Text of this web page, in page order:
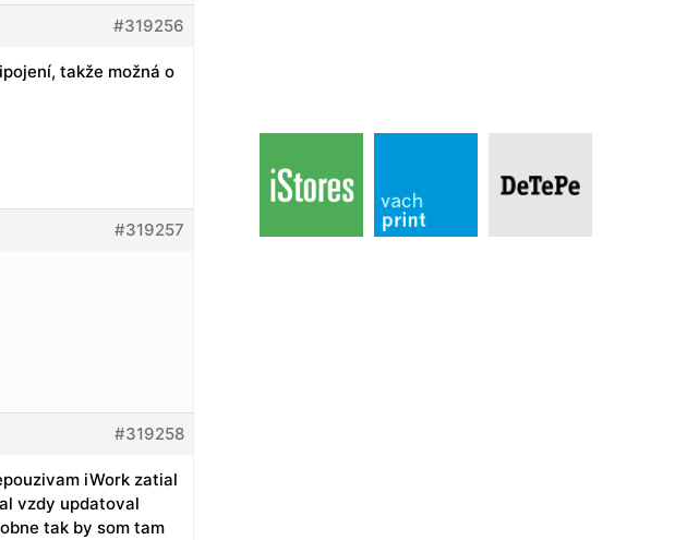
#319256
takže možná o
#319257
#319258
iWork zatial
vzdy updatoval
tak by som tam